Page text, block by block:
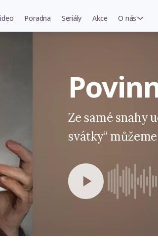
Poradna Seriály Akce O nás
Ze samé snahy
svátky“